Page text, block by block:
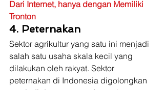
Dari Internet, hanya dengan Memiliki
Tronton
4. Peternakan
Sektor agrikultur yang satu ini menjadi
salah satu usaha skala kecil yang
dilakukan oleh rakyat. Sektor
peternakan di Indonesia digolongkan